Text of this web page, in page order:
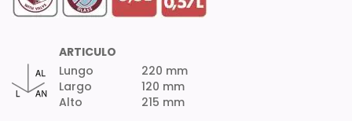
ARTICULO
Lungo
Largo
Alto
220 mm
120 mm
215 mm